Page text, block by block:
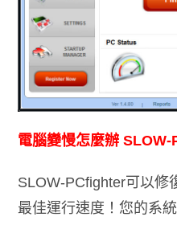
電腦變慢怎麼辦
SLOW-PCfighter可以修
最佳運行速度！您的系